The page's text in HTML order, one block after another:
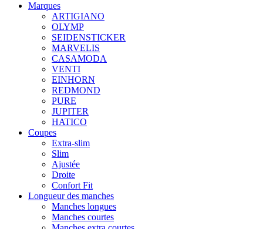
Marques
ARTIGIANO
OLYMP
SEIDENSTICKER
MARVELIS
CASAMODA
VENTI
EINHORN
REDMOND
PURE
JUPITER
HATICO
Coupes
Extra-slim
Slim
Ajustée
Droite
Confort Fit
Longueur des manches
Manches longues
Manches courtes